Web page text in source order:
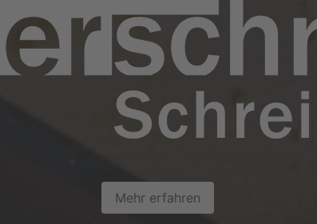
Mehr erfahren